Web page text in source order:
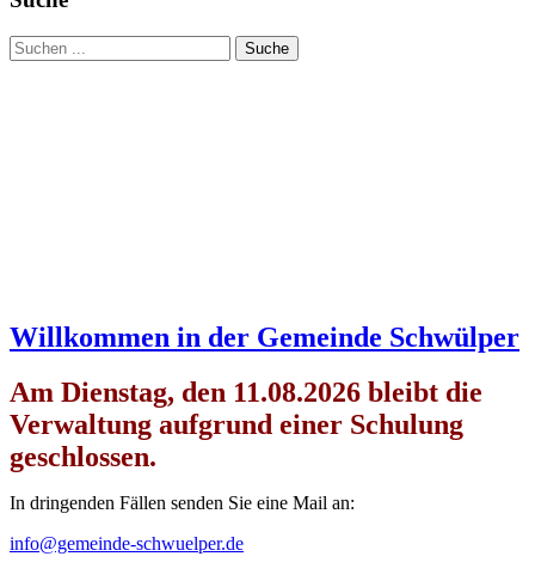
Suche
Willkommen in der Gemeinde Schwülper
Am Dienstag, den 11.08.2026 bleibt die
Verwaltung aufgrund einer Schulung
geschlossen.
In dringenden Fällen senden Sie eine Mail an:
info@gemeinde-schwuelper.de